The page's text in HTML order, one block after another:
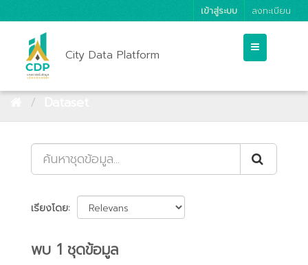
เข้าสู่ระบบ ลงทะเบียน
City Data Platform
เรียงโดย
พบ 1 ชุดข้อมูล